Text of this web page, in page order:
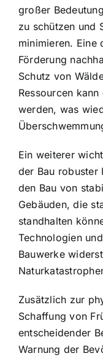
großer
zu schützen und
minimieren. Eine
Förderung
Schutz von
Ressourcen
werden, was
Ein weiterer
der Bau robuster
den Bau von
Gebäuden, die
standhalten
Technologien
Bauwerke
Zusätzlich zur
Schaffung von
entscheidender
Warnung der